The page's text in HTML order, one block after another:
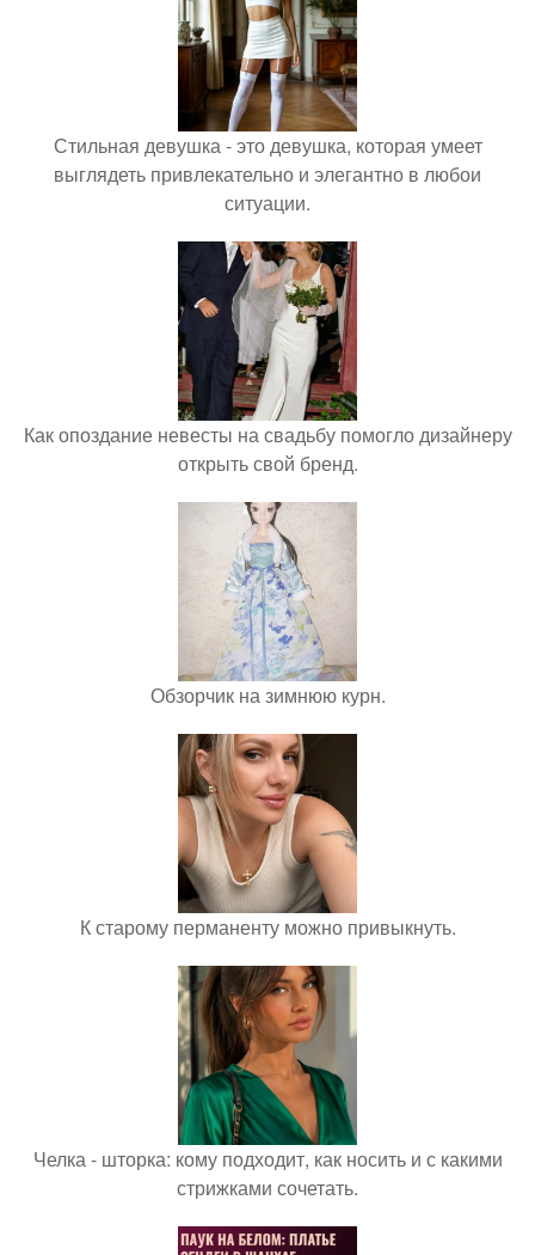
Стильная девушка - это девушка, которая умеет
выглядеть привлекательно и элегантно в любои
ситуации.
Как опоздание невесты на свадьбу помогло дизайнеру
открыть свой бренд.
Обзорчик на зимнюю курн.
К старому перманенту можно привыкнуть.
Челка - шторка: кому подходит, как носить и с какими
стрижками сочетать.